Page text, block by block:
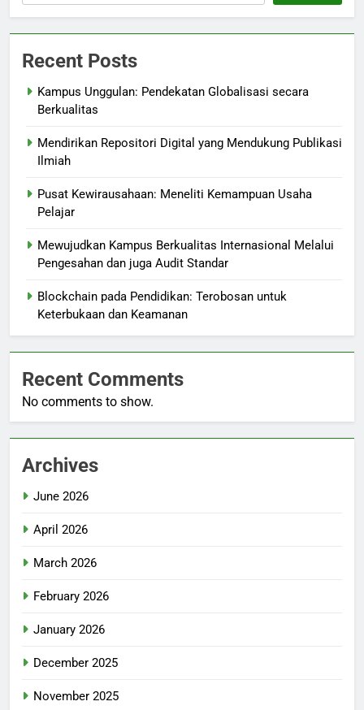
Recent Posts
Kampus Unggulan: Pendekatan Globalisasi secara
Berkualitas
Mendirikan Repositori Digital yang Mendukung Publikasi
Ilmiah
Pusat Kewirausahaan: Meneliti Kemampuan Usaha
Pelajar
Mewujudkan Kampus Berkualitas Internasional Melalui
Pengesahan dan juga Audit Standar
Blockchain pada Pendidikan: Terobosan untuk
Keterbukaan dan Keamanan
Recent Comments
No comments to show.
Archives
June 2026
April 2026
March 2026
February 2026
January 2026
December 2025
November 2025